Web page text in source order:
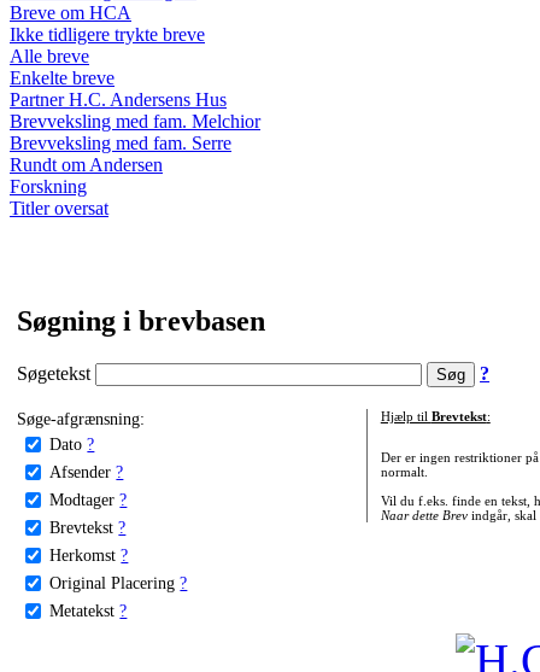
Breve om HCA
Ikke tidligere trykte breve
Alle breve
Enkelte breve
Partner H.C. Andersens Hus
Brevveksling med fam. Melchior
Brevveksling med fam. Serre
Rundt om Andersen
Forskning
Titler oversat
Søgning i brevbasen
Søgetekst ?
Søge-afgrænsning:
Dato ?
Afsender ?
Modtager ?
Brevtekst ?
Herkomst ?
Original Placering ?
Metatekst ?
Hjælp til Brevtekst:
Der er ingen restriktioner
normalt.
Vil du f.eks. finde en tekst,
Naar dette Brevindgår, skal